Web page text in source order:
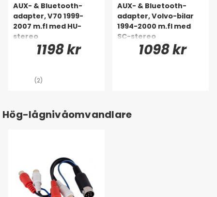
AUX- & Bluetooth-
adapter, V70 1999-
2007 m.fl med HU-
stereo
1198 kr
(2)
AUX- & Bluetooth-
adapter, Volvo-bilar
1994-2000 m.fl med
SC-stereo
1098 kr
Hög-lågnivåomvandlare